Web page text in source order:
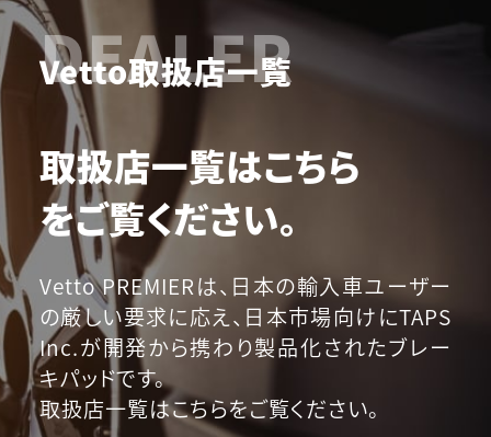
DEALER
Vetto取扱店一覧
取扱店一覧はこちら
をご覧ください。
Vetto PREMIERは、日本の輸入車ユーザー
の厳しい要求に応え、日本市場向けにTAPS
Inc.が開発から携わり製品化されたブレー
キパッドです。
取扱店一覧はこちらをご覧ください。